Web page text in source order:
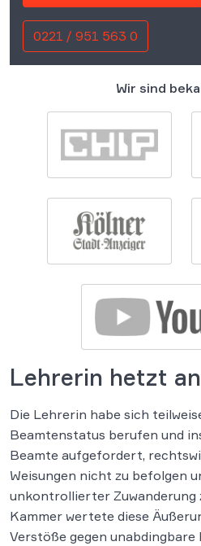
0221 / 951 563 0
Wir sind
Lehrerin hetzt
Die Lehrerin habe sich
Beamtenstatus berufen und
Beamte aufgefordert,
Weisungen nicht zu befolgen
unkontrollierter Zuwanderung
Kammer wertete diese
Verstöße gegen